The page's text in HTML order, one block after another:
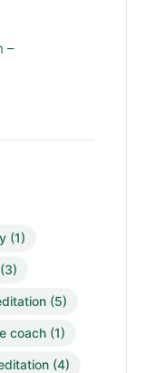
–
(1)
(3)
(5)
coach (1)
(4)